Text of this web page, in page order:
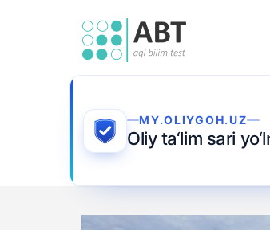
MY.OLIYGOH.UZ
Oliy ta‘lim sari